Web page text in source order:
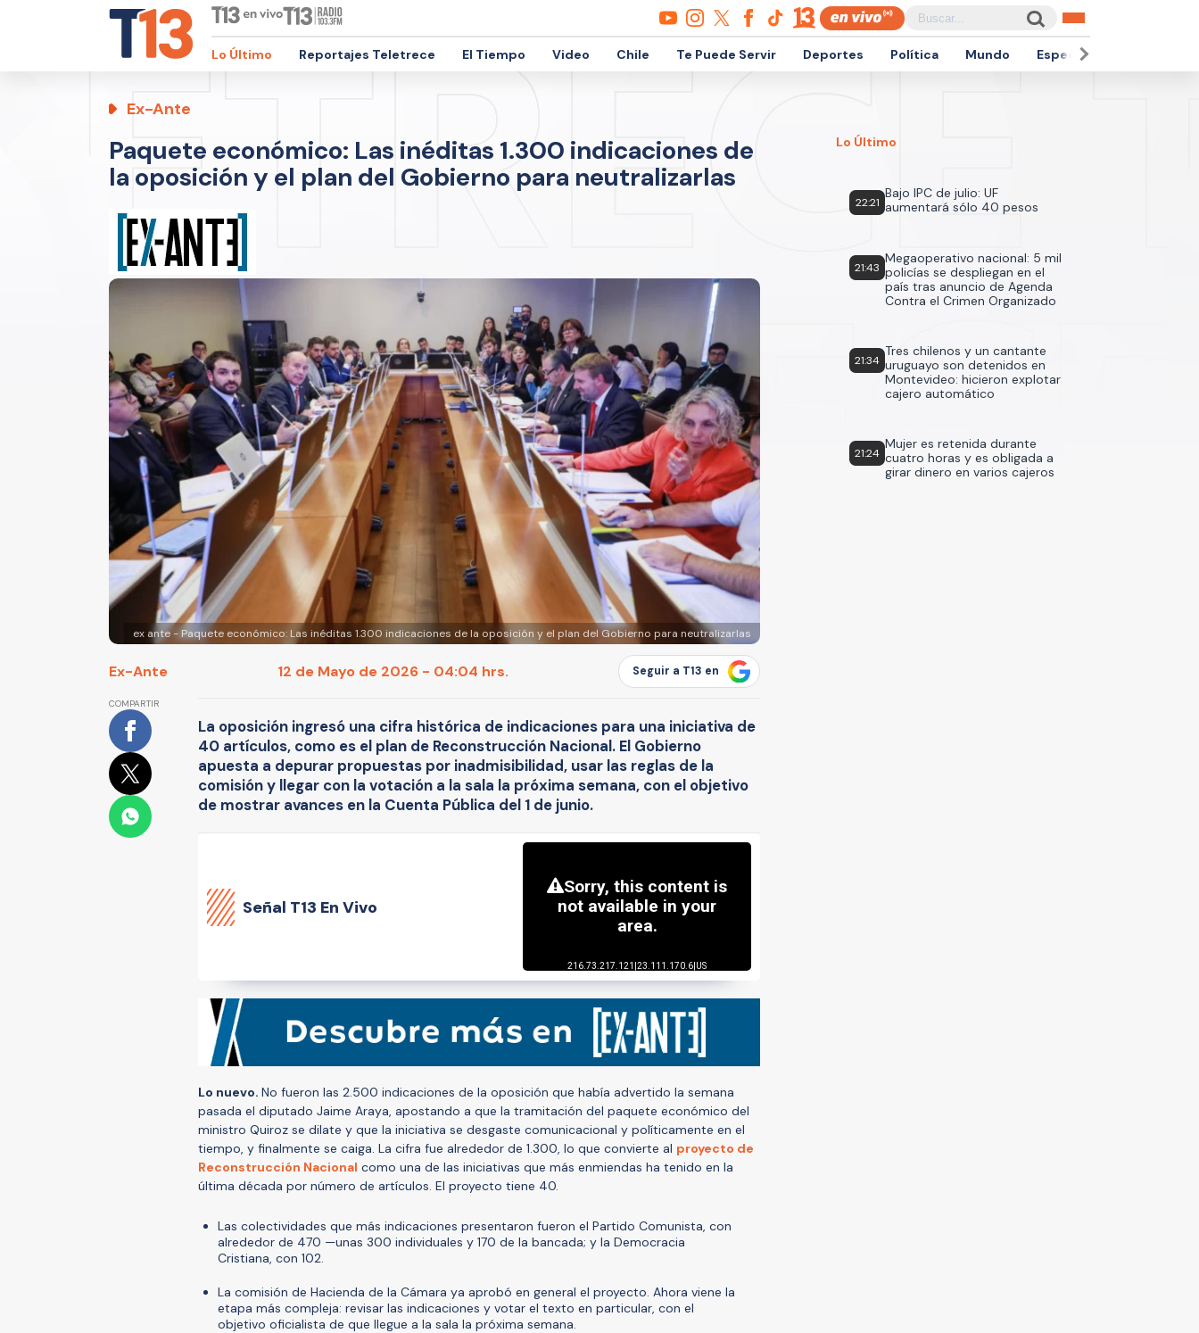
Lo Último Reportajes Teletrece El Tiempo Video Chile Te Puede Servir Deportes Política Mundo Espectáculos
Ex-Ante
Paquete económico: Las inéditas 1.300 indicaciones de
la oposición y el plan del Gobierno para neutralizarlas
ex ante - Paquete económico: Las inéditas 1.300 indicaciones de la oposición y el plan del Gobierno para neutralizarlas
Ex-Ante 12 de Mayo de 2026 - 04:04 hrs. Seguir a T13 en
COMPARTIR
La oposición ingresó una cifra histórica de indicaciones para una iniciativa de
40 artículos, como es el plan de Reconstrucción Nacional. El Gobierno
apuesta a depurar propuestas por inadmisibilidad, usar las reglas de la
comisión y llegar con la votación a la sala la próxima semana, con el objetivo
de mostrar avances en la Cuenta Pública del 1 de junio.
Señal T13 En Vivo
Lo nuevo. No fueron las 2.500 indicaciones de la oposición que había advertido la semana
pasada el diputado Jaime Araya, apostando a que la tramitación del paquete económico del
ministro Quiroz se dilate y que la iniciativa se desgaste comunicacional y políticamente en el
tiempo, y finalmente se caiga. La cifra fue alrededor de 1.300, lo que convierte al proyecto de
Reconstrucción Nacional como una de las iniciativas que más enmiendas ha tenido en la
última década por número de artículos. El proyecto tiene 40.
Las colectividades que más indicaciones presentaron fueron el Partido Comunista, con
alrededor de 470 —unas 300 individuales y 170 de la bancada; y la Democracia
Cristiana, con 102.
La comisión de Hacienda de la Cámara ya aprobó en general el proyecto. Ahora viene la
etapa más compleja: revisar las indicaciones y votar el texto en particular, con el
objetivo oficialista de que llegue a la sala la próxima semana.
Lo Último
22:21
Bajo IPC de julio: UF
aumentará sólo 40 pesos
21:43
Megaoperativo nacional: 5 mil
policías se despliegan en el
país tras anuncio de Agenda
Contra el Crimen Organizado
21:34
Tres chilenos y un cantante
uruguayo son detenidos en
Montevideo: hicieron explotar
cajero automático
21:24
Mujer es retenida durante
cuatro horas y es obligada a
girar dinero en varios cajeros